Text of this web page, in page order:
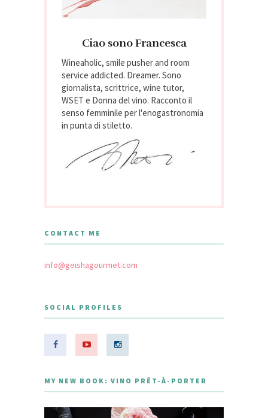
Ciao sono Francesca
Wineaholic, smile pusher and room
service addicted. Dreamer. Sono
giornalista, scrittrice, wine tutor,
WSET e Donna del vino. Racconto il
senso femminile per l'enogastronomia
in punta di stiletto.
CONTACT ME
info@geishagourmet.com
SOCIAL PROFILES
MY NEW BOOK: VINO PRÊT-À-PORTER